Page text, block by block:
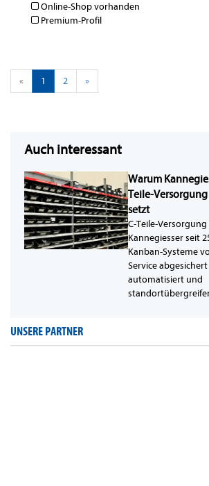
Online-Shop vorhanden
Premium-Profil
« 1 2 »
Auch interessant
Warum
Teile-
setzt
C-Teile-
Kannegiesser seit
Kanban-Systeme
Service
automatisiert und
UNSERE PARTNER